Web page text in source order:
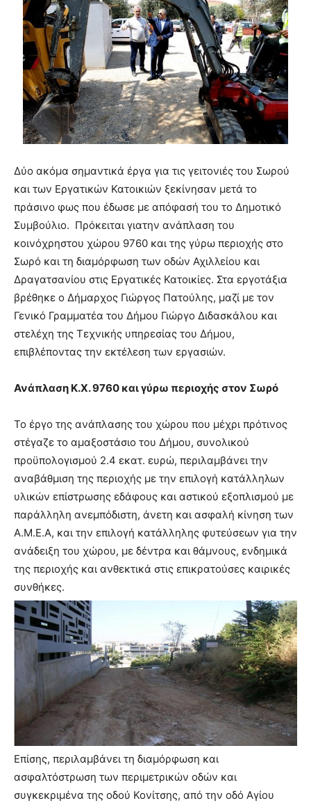
Δύο ακόμα σημαντικά έργα για τις γειτονιές του Σωρού
και των Εργατικών Κατοικιών ξεκίνησαν μετά το
πράσινο φως που έδωσε με απόφασή του το Δημοτικό
Συμβούλιο. Πρόκειται γιατην ανάπλαση του
κοινόχρηστου χώρου 9760 και της γύρω περιοχής στο
Σωρό και τη διαμόρφωση των οδών Αχιλλείου και
Δραγατσανίου στις Εργατικές Κατοικίες. Στα εργοτάξια
βρέθηκε ο Δήμαρχος Γιώργος Πατούλης, μαζί με τον
Γενικό Γραμματέα του Δήμου Γιώργο Διδασκάλου και
στελέχη της Τεχνικής υπηρεσίας του Δήμου,
επιβλέποντας την εκτέλεση των εργασιών.
Ανάπλαση Κ.Χ. 9760 και γύρω περιοχής στον Σωρό
Το έργο της ανάπλασης του χώρου που μέχρι πρότινος
στέγαζε το αμαξοστάσιο του Δήμου, συνολικού
προϋπολογισμού 2.4 εκατ. ευρώ, περιλαμβάνει την
αναβάθμιση της περιοχής με την επιλογή κατάλληλων
υλικών επίστρωσης εδάφους και αστικού εξοπλισμού με
παράλληλη ανεμπόδιστη, άνετη και ασφαλή κίνηση των
Α.Μ.Ε.Α, και την επιλογή κατάλληλης φυτεύσεων για την
ανάδειξη του χώρου, με δέντρα και θάμνους, ενδημικά
της περιοχής και ανθεκτικά στις επικρατούσες καιρικές
συνθήκες.
Επίσης, περιλαμβάνει τη διαμόρφωση και
ασφαλτόστρωση των περιμετρικών οδών και
συγκεκριμένα της οδού Κονίτσης, από την οδό Αγίου